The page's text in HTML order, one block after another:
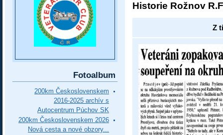
Historie Rožnov
Z
Fotoalbum
200km Československem
2016-2025 archív s
Autocentrum Púchov SK
200km Československem 2026
Nová cesta a nové obzory...